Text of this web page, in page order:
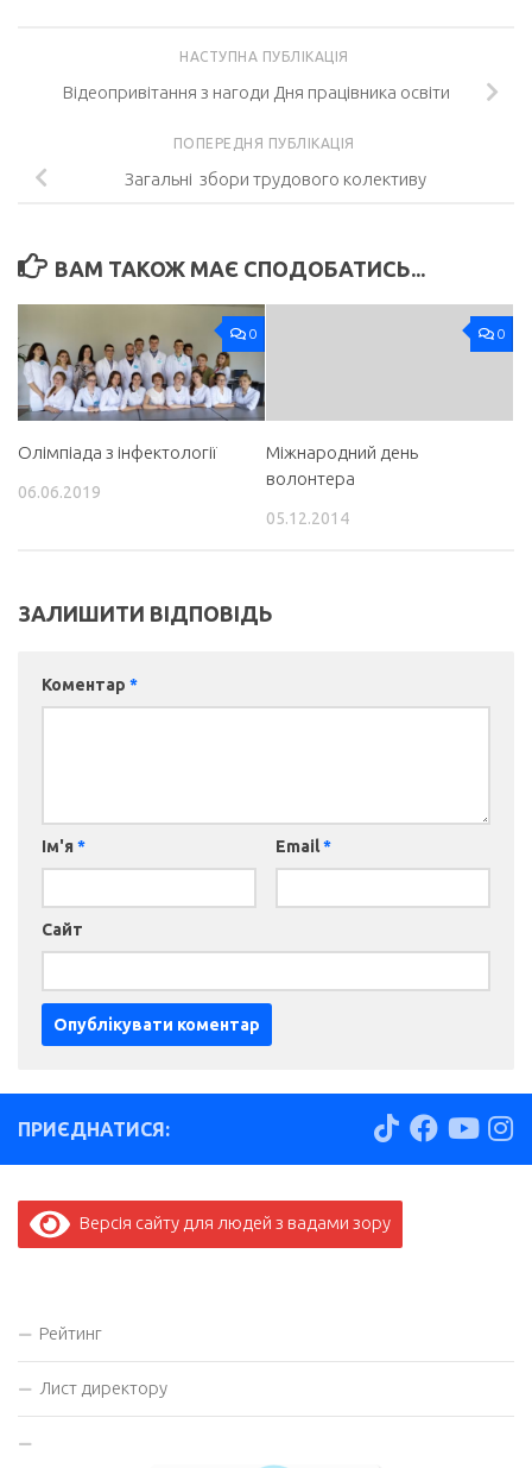
НАСТУПНА ПУБЛІКАЦІЯ
Відеопривітання з нагоди Дня працівника освіти
ПОПЕРЕДНЯ ПУБЛІКАЦІЯ
Загальні збори трудового колективу
ВАМ ТАКОЖ МАЄ СПОДОБАТИСЬ...
0
Олімпіада з інфектології
06.06.2019
0
Міжнародний день
волонтера
05.12.2014
ЗАЛИШИТИ ВІДПОВІДЬ
Коментар *
Ім'я * Email*
Сайт
ПРИЄДНАТИСЯ:
Версія сайту для людей з вадами зору
Рейтинг
Лист директору